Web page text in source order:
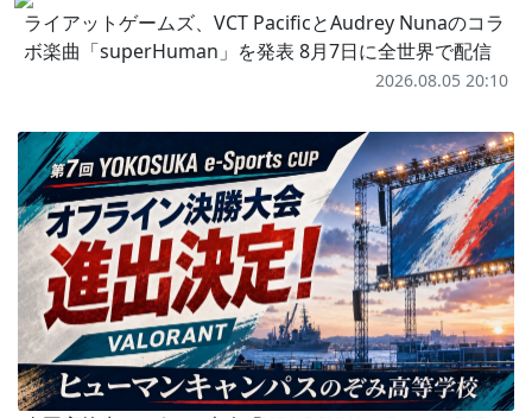
ライアットゲームズ、VCT PacificとAudrey Nunaのコラ
ボ楽曲「superHuman」を発表 8月7日に全世界で配信
2026.08.05 20:10